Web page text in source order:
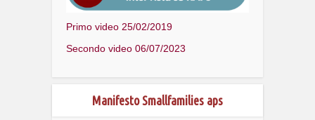
Primo video 25/02/2019
Secondo video 06/07/2023
Manifesto Smallfamilies aps